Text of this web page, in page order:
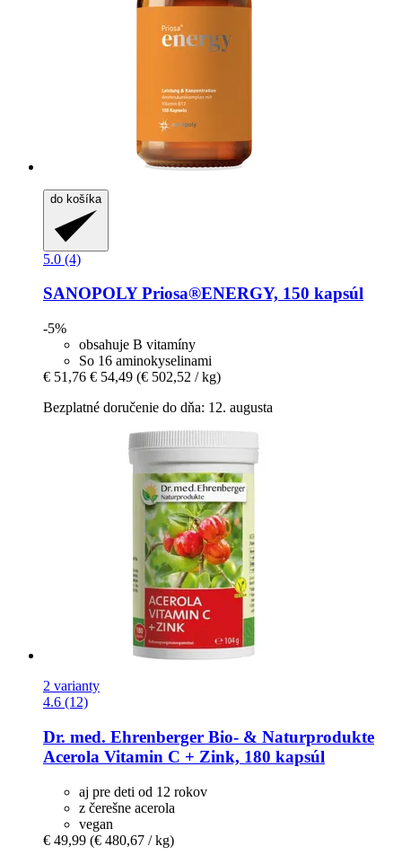
do košíka
5.0 (4)
SANOPOLYPriosa®ENERGY, 150 kapsúl
-5%
obsahuje B vitamíny
So 16 aminokyselinami
€ 51,76 € 54,49 (€ 502,52 / kg)
Bezplatné doručenie do dňa: 12. augusta
2 varianty
4.6 (12)
Dr. med. Ehrenberger Bio- & Naturprodukte
Acerola Vitamin C + Zink, 180 kapsúl
aj pre deti od 12 rokov
z čerešne acerola
vegan
€ 49,99 (€ 480,67 / kg)